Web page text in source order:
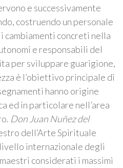
e successivamente
costruendo un personale
cambiamenti concreti nella
e responsabili del
per sviluppare guarigione,
è l’obiettivo principale di
hanno origine
ed in particolare nell’area
Don Juan Nuñez del
dell’Arte Spirituale
internazionale degli
considerati i massimi